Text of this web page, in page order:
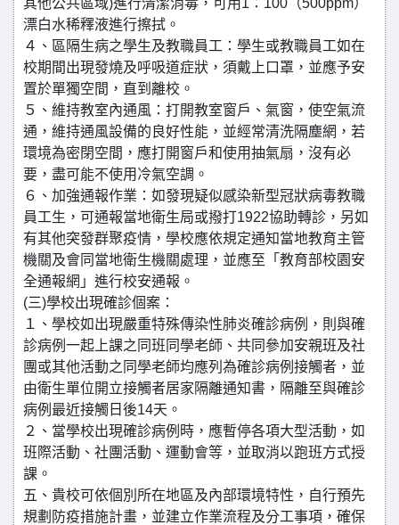
其他公共區域)進行清潔消毒，可用1：100（500ppm）
漂白水稀釋液進行擦拭。
４、區隔生病之學生及教職員工：學生或教職員工如在
校期間出現發燒及呼吸道症狀，須戴上口罩，並應予安
置於單獨空間，直到離校。
５、維持教室內通風：打開教室窗戶、氣窗，使空氣流
通，維持通風設備的良好性能，並經常清洗隔塵網，若
環境為密閉空間，應打開窗戶和使用抽氣扇，沒有必
要，盡可能不使用冷氣空調。
６、加強通報作業：如發現疑似感染新型冠狀病毒教職
員工生，可通報當地衛生局或撥打1922協助轉診，另如
有其他突發群聚疫情，學校應依規定通知當地教育主管
機關及會同當地衛生機關處理，並應至「教育部校園安
全通報網」進行校安通報。
(三)學校出現確診個案：
１、學校如出現嚴重特殊傳染性肺炎確診病例，則與確
診病例一起上課之同班同學老師、共同參加安親班及社
團或其他活動之同學老師均應列為確診病例接觸者，並
由衛生單位開立接觸者居家隔離通知書，隔離至與確診
病例最近接觸日後14天。
２、當學校出現確診病例時，應暫停各項大型活動，如
班際活動、社團活動、運動會等，並取消以跑班方式授
課。
五、貴校可依個別所在地區及內部環境特性，自行預先
規劃防疫措施計畫，並建立作業流程及分工事項，確保